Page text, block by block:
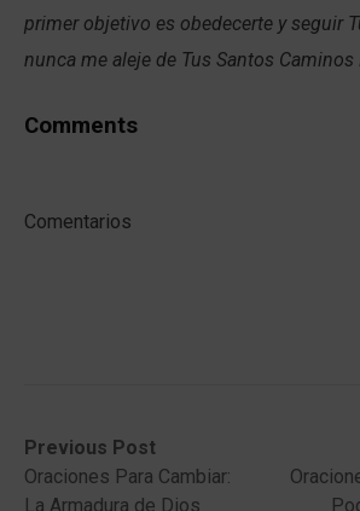
primer objetivo es obedecerte y seguir
nunca me aleje de Tus Santos Caminos
Comments
Comentarios
Post
navigation
Previous Post
Previous
post:Oraciones Para Cambiar:
La Armadura de Dios
Next
post: